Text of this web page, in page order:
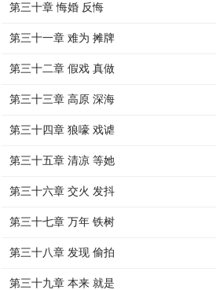
第三十章 悔婚 反悔
第三十一章 难为 摊牌
第三十二章 假戏 真做
第三十三章 高原 深海
第三十四章 狼嚎 戏谑
第三十五章 清凉 等她
第三十六章 交火 发抖
第三十七章 万年 铁树
第三十八章 发现 偷拍
第三十九章 本来 就是